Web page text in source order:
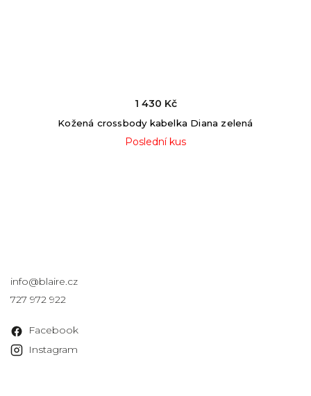
Kožená crossbody kabelka Diana zelená
Poslední kus
1 430 Kč
info@blaire.cz
727 972 922
Facebook
Instagram